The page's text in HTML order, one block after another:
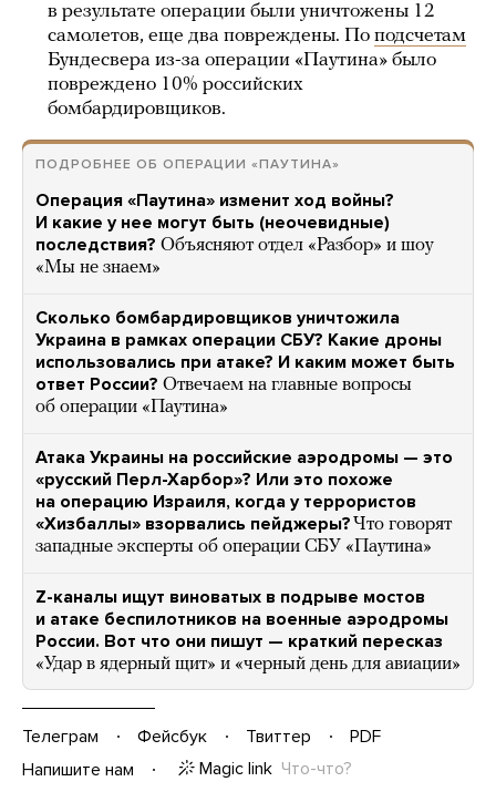
в результате операции были уничтожены 12
самолетов, еще два повреждены. По подсчетам
Бундесвера из-за операции «Паутина» было
повреждено 10% российских
бомбардировщиков.
ПОДРОБНЕЕ ОБ ОПЕРАЦИИ «ПАУТИНА»
Операция «Паутина» изменит ход войны?
И какие у нее могут быть (неочевидные)
последствия? Объясняют отдел «Разбор» и шоу
«Мы не знаем»
Сколько бомбардировщиков уничтожила
Украина в рамках операции СБУ? Какие дроны
использовались при атаке? И каким может быть
ответ России? Отвечаем на главные вопросы
об операции «Паутина»
Атака Украины на российские аэродромы — это
«русский Перл-Харбор»? Или это похоже
на операцию Израиля, когда у террористов
«Хизбаллы» взорвались пейджеры? Что говорят
западные эксперты об операции СБУ «Паутина»
Z-каналы ищут виноватых в подрыве мостов
и атаке беспилотников на военные аэродромы
России. Вот что они пишут — краткий пересказ
«Удар в ядерный щит» и «черный день для авиации»
Телеграм Фейсбук Твиттер
PDF
Напишите нам
Magic link Что-что?